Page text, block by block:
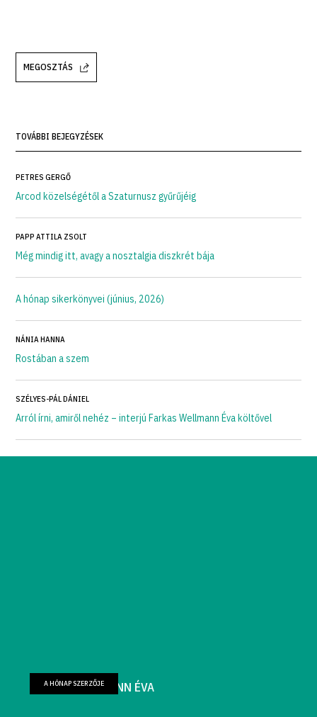
MEGOSZTÁS
TOVÁBBI BEJEGYZÉSEK
PETRES GERGŐ
Arcod közelségétől a Szaturnusz gyűrűjéig
PAPP ATTILA ZSOLT
Még mindig itt, avagy a nosztalgia diszkrét bája
A hónap sikerkönyvei (június, 2026)
NÁNIA HANNA
Rostában a szem
SZÉLYES-PÁL DÁNIEL
Arról írni, amiről nehéz – interjú Farkas Wellmann Éva költővel
FARKAS WELLMANN ÉVA
A HÓNAP SZERZŐJE